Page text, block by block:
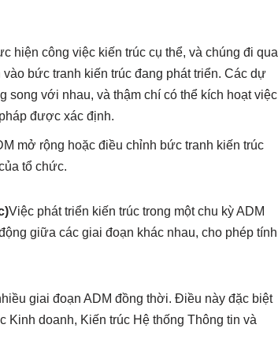
hiện công việc kiến trúc cụ thể, và chúng đi qua
bức tranh kiến trúc đang phát triển. Các dự
song với nhau, và thậm chí có thể kích hoạt việc
được xác định.
mở rộng hoặc điều chỉnh bức tranh kiến trúc
tổ chức.
Việc phát triển kiến trúc trong một chu kỳ ADM
giữa các giai đoạn khác nhau, cho phép tính
giai đoạn ADM đồng thời. Điều này đặc biệt
doanh, Kiến trúc Hệ thống Thông tin và